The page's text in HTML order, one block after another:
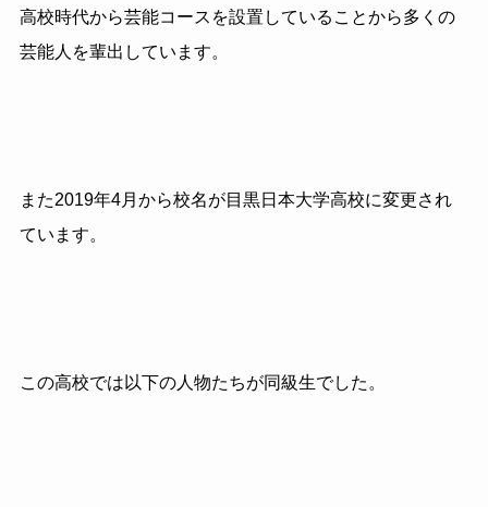
高校時代から芸能コースを設置していることから多くの
芸能人を輩出しています。
また2019年4月から校名が目黒日本大学高校に変更され
ています。
この高校では以下の人物たちが同級生でした。